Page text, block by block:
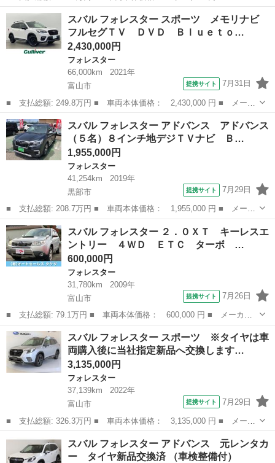
ー名： スバル ■ 車種名： フォレスター ■ グレード名： ２．
０ｉ－Ｌ アイサイト プラウドエディション 純正ナビ フルセグ
ＴＶ バ...
富山 富山市
スバル フォレスター スポーツ メモリナビ
フルセグＴＶ ＤＶＤ Ｂｌｕｅｔｏ…
2,430,000円
フォレスター
66,000km
2021年
富山市
提携サイト 7月31日
■ 支払総額: 249.8万円 ■ 車両本体価格： 2,430,000 円 ■ メーカ
ー名： スバル ■ 車種名： フォレスター ■ グレード名： スポ
ーツ メモリナビ フルセグＴＶ ＤＶＤ Ｂｌｕｅｔｏｏｔｈ Ｅ
ＴＣ ド...
富山 富山市
スバル フォレスター アドバンス アドバンス
（５名）８インチ地デジＴＶナビ Ｂ…
1,955,000円
フォレスター
41,254km
2019年
黒部市
提携サイト 7月29日
■ 支払総額: 208.7万円 ■ 車両本体価格： 1,955,000 円 ■ メーカ
ー名： スバル ■ 車種名： フォレスター ■ グレード名： アド
バンス アドバンス（５名）８インチ地デジＴＶナビ Ｂカメラ Ｔ
Ｖキャン...
富山 黒部市
スバル フォレスター ２．０ＸＴ キーレスエ
ントリー ４ＷＤ ＥＴＣ ターボ …
600,000円
フォレスター
31,780km
2009年
富山市
提携サイト 7月26日
■ 支払総額: 79.1万円 ■ 車両本体価格： 600,000 円 ■ メーカー
名： スバル ■ 車種名： フォレスター ■ グレード名： ２．０
ＸＴ キーレスエントリー ４ＷＤ ＥＴＣ ターボ バックカメ
ラ ナビＴＶ ...
富山 富山市
スバル フォレスター スポーツ ※タイヤは車
両購入後に当社指定新品へ交換します…
3,135,000円
フォレスター
37,139km
2022年
富山市
提携サイト 7月29日
■ 支払総額: 326.3万円 ■ 車両本体価格： 3,135,000 円 ■ メーカ
ー名： スバル ■ 車種名： フォレスター ■ グレード名： スポ
ーツ ※タイヤは車両購入後に当社指定新品へ交換します ■ 排気
量： 1...
富山市
スバル フォレスター アドバンス 元レンタカ
ー タイヤ新品交換済 （車検整備付）